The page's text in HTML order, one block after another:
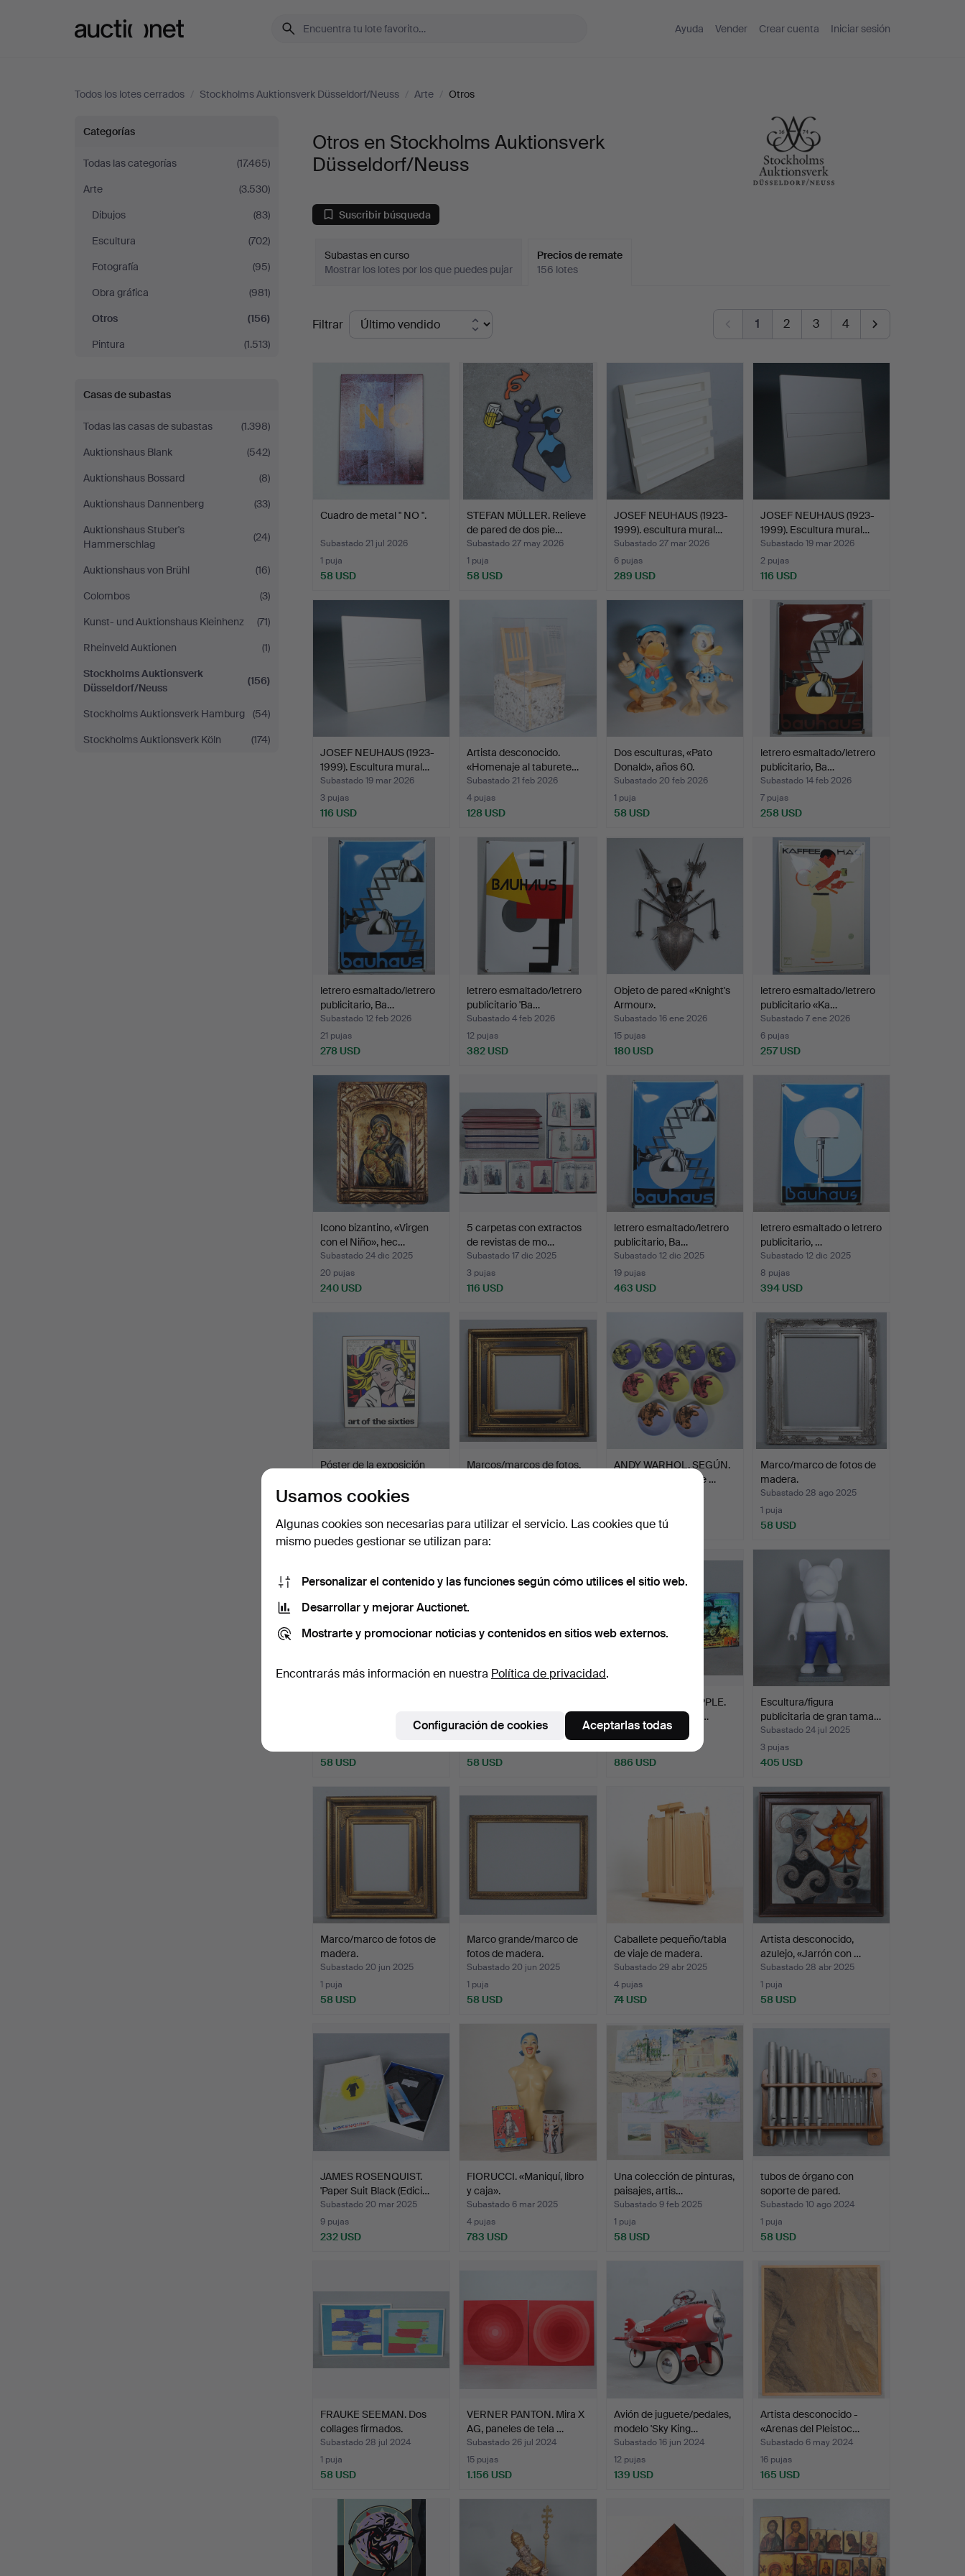
Ayuda Vender Crear cuenta Iniciar sesión
Todos los lotes cerrados / Stockholms Auktionsverk Düsseldorf/Neuss / Arte / Otros
Otros
en
Stockholms
Auktionsverk
Düsseldorf/Neuss
Categorías
Todas las categorías
(17.465)
Arte
(3.530)
Dibujos
(83)
Escultura
(702)
Fotografía
(95)
Obra gráfica
(981)
Otros
(156)
Pintura
(1.513)
Casas de subastas
Todas las casas de subastas
(1.398)
Auktionshaus Blank
(542)
Auktionshaus Bossard
(8)
Auktionshaus Dannenberg
(33)
Auktionshaus Stuber's
Hammerschlag
(24)
Auktionshaus von Brühl
(16)
Colombos
(3)
Kunst- und Auktionshaus Kleinhenz
(71)
Rheinveld Auktionen
(1)
Stockholms Auktionsverk
Düsseldorf/Neuss
(156)
Stockholms Auktionsverk Hamburg
(54)
Stockholms Auktionsverk Köln
(174)
Otros en Stockholms Auktionsverk
Düsseldorf/Neuss
Suscribir búsqueda
Subastas en curso
Mostrar los lotes por los que puedes pujar
Precios de remate
156 lotes
Precios
de
Filtrar 1 2 3 4
Cuadro de metal '' NO ''.
Subastado 21 jul 2026
1 puja
58 USD
STEFAN MÜLLER. Relieve
de pared de dos pie…
Subastado 27 may 2026
1 puja
58 USD
JOSEF NEUHAUS (1923-
1999). escultura mural…
Subastado 27 mar 2026
6 pujas
289 USD
JOSEF NEUHAUS (1923-
1999). Escultura mural…
Subastado 19 mar 2026
2 pujas
116 USD
JOSEF NEUHAUS (1923-
1999). Escultura mural…
Subastado 19 mar 2026
3 pujas
116 USD
Artista desconocido.
«Homenaje al taburete…
Subastado 21 feb 2026
4 pujas
128 USD
Dos esculturas, «Pato
Donald», años 60.
Subastado 20 feb 2026
1 puja
58 USD
letrero esmaltado/letrero
publicitario, Ba…
Subastado 14 feb 2026
7 pujas
258 USD
letrero esmaltado/letrero
publicitario, Ba…
Subastado 12 feb 2026
21 pujas
278 USD
letrero esmaltado/letrero
publicitario 'Ba…
Subastado 4 feb 2026
12 pujas
382 USD
Objeto de pared «Knight's
Armour».
Subastado 16 ene 2026
15 pujas
180 USD
letrero esmaltado/letrero
publicitario «Ka…
Subastado 7 ene 2026
6 pujas
257 USD
Icono bizantino, «Virgen
con el Niño», hec…
Subastado 24 dic 2025
20 pujas
240 USD
5 carpetas con extractos
de revistas de mo…
Subastado 17 dic 2025
3 pujas
116 USD
letrero esmaltado/letrero
publicitario, Ba…
Subastado 12 dic 2025
19 pujas
463 USD
letrero esmaltado o letrero
publicitario, …
Subastado 12 dic 2025
8 pujas
394 USD
Póster de la exposición
Subastado 8 oct 2025
289 USD
Marcos/marcos de fotos.
64 USD
ANDY WARHOL. SEGÚN.
Juego de platillos de …
110 USD
Marco/marco de fotos de
madera.
Subastado 28 ago 2025
1 puja
58 USD
Subastado 15 ago 2025
58 USD
Subastado 5 ago 2025
58 USD
DIEDERICK VAN APPLE.
'El lobo de Wall Stre…
Subastado 31 jul 2025
886 USD
Escultura/figura
publicitaria de gran tama…
Subastado 24 jul 2025
3 pujas
405 USD
Marco/marco de fotos de
madera.
Subastado 20 jun 2025
1 puja
58 USD
Marco grande/marco de
fotos de madera.
Subastado 20 jun 2025
1 puja
58 USD
Caballete pequeño/tabla
de viaje de madera.
Subastado 29 abr 2025
4 pujas
74 USD
Artista desconocido,
azulejo, «Jarrón con …
Subastado 28 abr 2025
1 puja
58 USD
JAMES ROSENQUIST.
'Paper Suit Black (Edici…
Subastado 20 mar 2025
9 pujas
232 USD
FIORUCCI. «Maniquí, libro
y caja».
Subastado 6 mar 2025
4 pujas
783 USD
Una colección de pinturas,
paisajes, artis…
Subastado 9 feb 2025
1 puja
58 USD
tubos de órgano con
soporte de pared.
Subastado 10 ago 2024
1 puja
58 USD
FRAUKE SEEMAN. Dos
collages firmados.
Subastado 28 jul 2024
1 puja
58 USD
VERNER PANTON. Mira X
AG, paneles de tela …
Subastado 26 jul 2024
15 pujas
1.156 USD
Avión de juguete/pedales,
modelo 'Sky King…
Subastado 16 jun 2024
12 pujas
139 USD
Artista desconocido -
«Arenas del Pleistoc…
Subastado 6 may 2024
16 pujas
165 USD
Usamos cookies
Algunas cookies son necesarias para utilizar el servicio. Las cookies que tú
mismo puedes gestionar se utilizan para:
Personalizar el contenido y las funciones según cómo utilices el sitio web.
Desarrollar y mejorar Auctionet.
Mostrarte y promocionar noticias y contenidos en sitios web externos.
Encontrarás más información en nuestra Política de privacidad.
Configuración de cookies Aceptarlas todas